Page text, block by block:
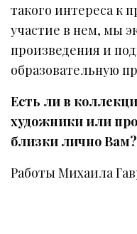
такого интереса к
участие в нем, мы
произведения и
образовательную
Есть ли в
художники или
близки лично Вам?
Работы Михаила